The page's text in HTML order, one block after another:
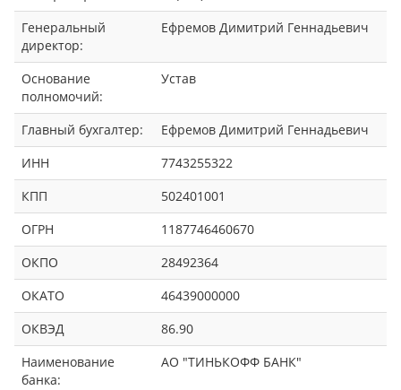
Генеральный
директор:
Ефремов Димитрий Геннадьевич
Основание
полномочий:
Устав
Главный бухгалтер:
Ефремов Димитрий Геннадьевич
ИНН
7743255322
КПП
502401001
ОГРН
1187746460670
ОКПО
28492364
ОКАТО
46439000000
ОКВЭД
86.90
Наименование
банка:
АО "ТИНЬКОФФ БАНК"